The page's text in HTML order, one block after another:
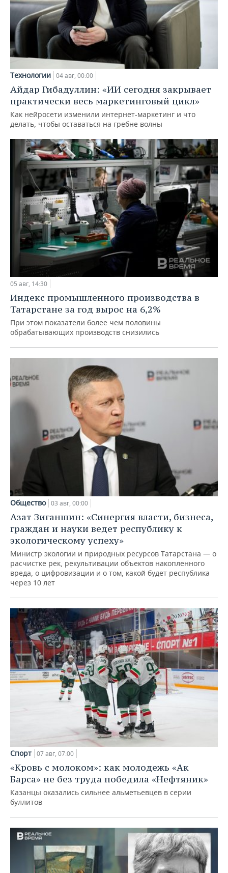
Технологии 04 авг, 00:00
Айдар Гибадуллин: «ИИ сегодня закрывает
практически весь маркетинговый цикл»
Как нейросети изменили интернет-маркетинг и что
делать, чтобы оставаться на гребне волны
05 авг, 14:30
Индекс промышленного производства в
Татарстане за год вырос на 6,2%
При этом показатели более чем половины
обрабатывающих производств снизились
Общество 03 авг, 00:00
Азат Зиганшин: «Синергия власти, бизнеса,
граждан и науки ведет республику к
экологическому успеху»
Министр экологии и природных ресурсов Татарстана — о
расчистке рек, рекультивации объектов накопленного
вреда, о цифровизации и о том, какой будет республика
через 10 лет
Спорт 07 авг, 07:00
«Кровь с молоком»: как молодежь «Ак
Барса» не без труда победила «Нефтяник»
Казанцы оказались сильнее альметьевцев в серии
буллитов